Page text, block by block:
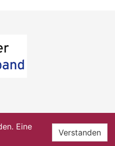
Eine
Verstanden